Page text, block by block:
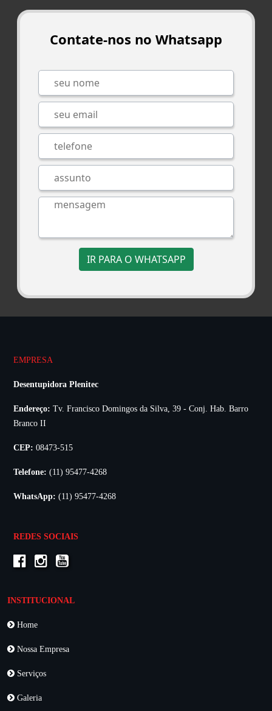
Contate-nos no Whatsapp
IR PARA O WHATSAPP
EMPRESA
Desentupidora Plenitec
Endereço: Tv. Francisco Domingos da Silva, 39 - Conj. Hab. Barro
Branco II
CEP: 08473-515
Telefone: (11) 95477-4268
WhatsApp: (11) 95477-4268
REDES SOCIAIS
INSTITUCIONAL
Home
Nossa Empresa
Serviços
Galeria